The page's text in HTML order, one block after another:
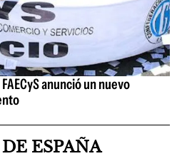
anunció un nuevo
ESPAÑA